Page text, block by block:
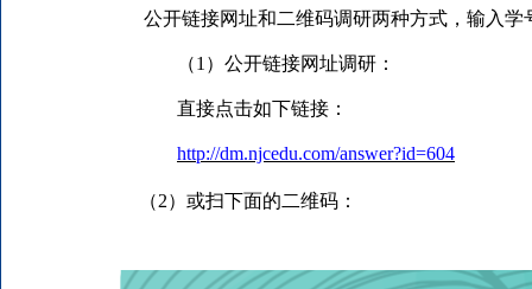
公开链接网址和二维码调研两种方式，输入学
（1 ） 公开链接网址调研 ：
直接点击如下链接 ：
http://dm.njcedu.com/answer?id=604
（2）或扫下面的二维码 ：